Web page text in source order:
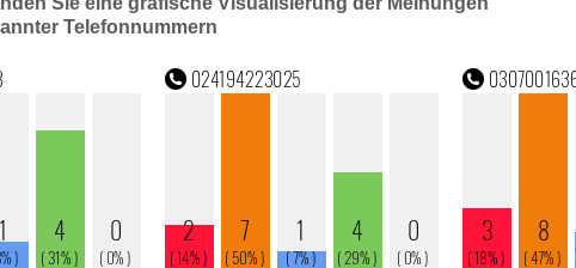
Telefonnummern